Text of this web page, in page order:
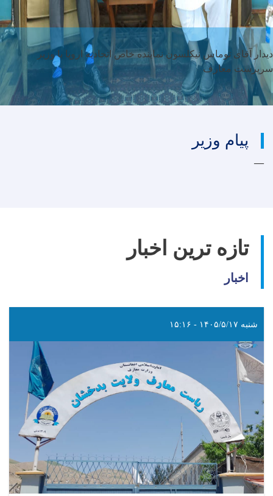
دیدار آقای توماس نیکلسون نماینده خاص اتحادیه اروپا با وزیر
سرپرست معارف
پیام وزیر
تازه ترین اخبار
اخبار
شنبه ۱۴۰۵/۵/۱۷ - ۱۵:۱۶